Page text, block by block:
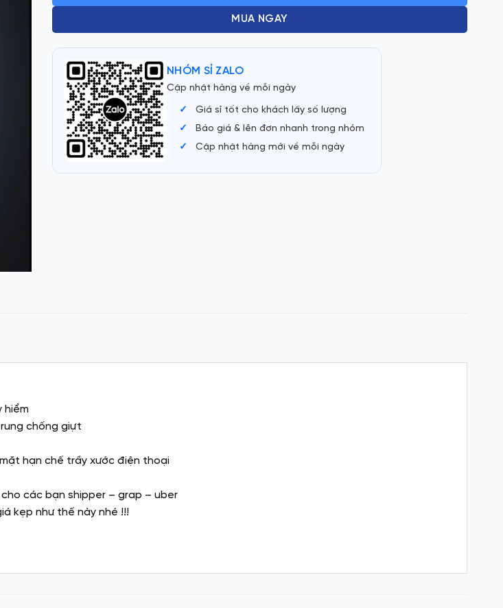
MUA NGAY
NHÓM SỈ ZALO
Cập nhật hàng về mỗi ngày
Giá sỉ tốt cho khách lấy số lượng
Báo giá & lên đơn nhanh trong nhóm
Cập nhật hàng mới về mỗi ngày
hiểm
chống giựt
hạn chế trầy xước điện thoại
các bạn shipper – grap – uber
kẹp như thế này nhé !!!